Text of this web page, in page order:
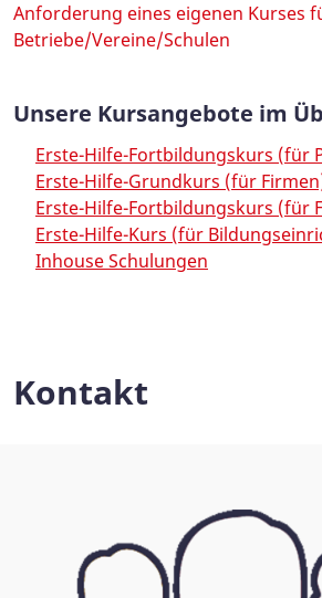
Anforderung eines eigenen Kurses
Betriebe/Vereine/Schulen
Unsere Kursangebote im
Erste-Hilfe-Fortbildungskurs (für
Erste-Hilfe-Grundkurs (für
Erste-Hilfe-Fortbildungskurs (für
Erste-Hilfe-Kurs (für
Inhouse Schulungen
Kontakt